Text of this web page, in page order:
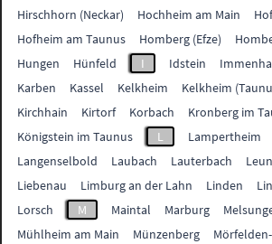
Hirschhorn (Neckar)
Hochheim am Main
Hofheim am Taunus
Homberg (Efze)
Hungen
Hünfeld I Idstein
Karben
Kassel Kelkheim Kelkheim
Kirchhain
Kirtorf Korbach Kronberg im
Königstein im Taunus
L Lampertheim
Langenselbold
Laubach Lauterbach Leun
Liebenau
Limburg an der Lahn Linden
Lorsch
M Maintal Marburg
Mühlheim am Main
Münzenberg